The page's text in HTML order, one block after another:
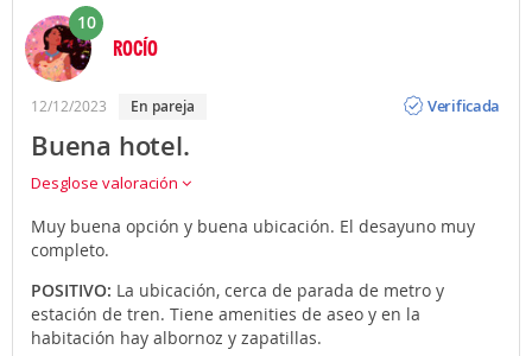
10
ROCÍO
12/12/2023 en pareja
Verificada
Buena hotel.
Desglose valoración
Muy buena opción y buena ubicación. El desayuno muy
completo.
POSITIVO: La ubicación, cerca de parada de metro y
estación de tren. Tiene amenities de aseo y en la
habitación hay albornoz y zapatillas.